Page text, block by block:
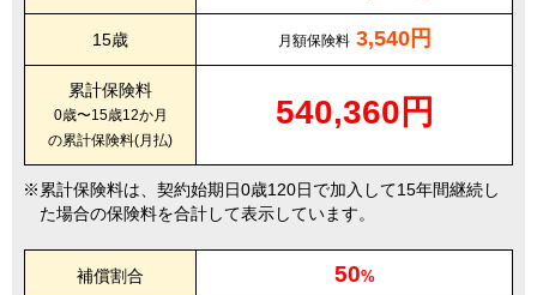
15歳 月額保険料 3,540円
累計保険料
0歳〜15歳12か月
の累計保険料(月払)
540,360円
累計保険料は、契約始期日0歳120日で加入して15年間継続し
た場合の保険料を合計して表示しています。
補償割合 50%